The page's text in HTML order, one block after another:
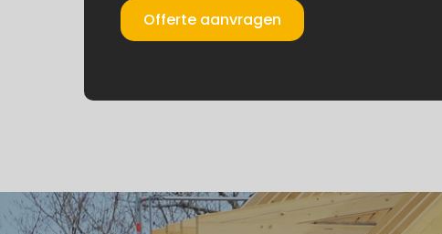
Offerte aanvragen